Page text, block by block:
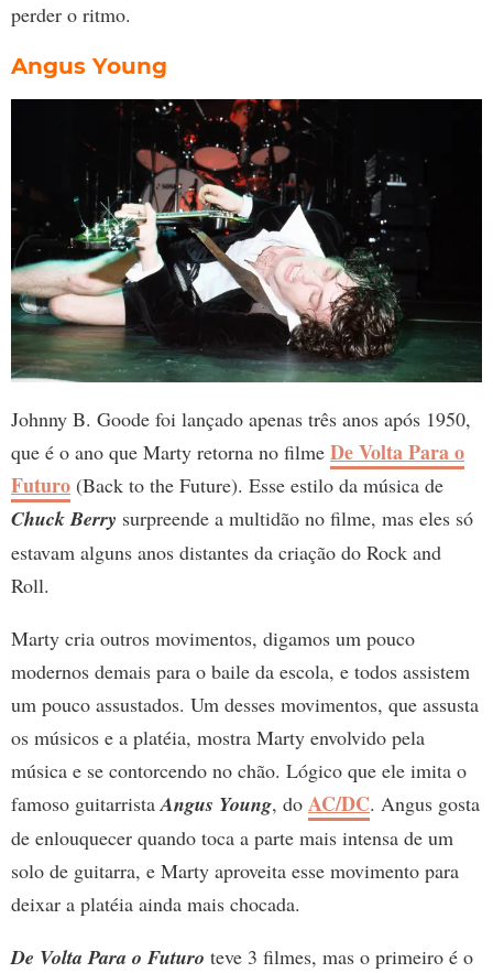
perder o ritmo.
Angus Young
Johnny B. Goode foi lançado apenas três anos após 1950,
que é o ano que Marty retorna no filme De Volta Para o
Futuro (Back to the Future). Esse estilo da música de
Chuck Berry surpreende a multidão no filme, mas eles só
estavam alguns anos distantes da criação do Rock and
Roll.
Marty cria outros movimentos, digamos um pouco
modernos demais para o baile da escola, e todos assistem
um pouco assustados. Um desses movimentos, que assusta
os músicos e a platéia, mostra Marty envolvido pela
música e se contorcendo no chão. Lógico que ele imita o
famoso guitarristaAngus Young, do AC/DC. Angus gosta
de enlouquecer quando toca a parte mais intensa de um
solo de guitarra, e Marty aproveita esse movimento para
deixar a platéia ainda mais chocada.
De Volta Para o Futuro teve 3 filmes, mas o primeiro é o